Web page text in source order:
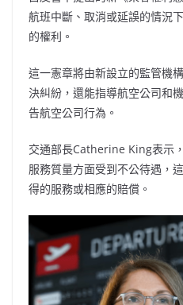
航班中斷、取消或延誤的情況
的權利。
這一憲章將由新設立的監管機
決糾紛，還能指導航空公司和
告航空公司行為。
交通部長Catherine King表示
服務質量方面受到不公待遇，
得的服務或相應的賠償。